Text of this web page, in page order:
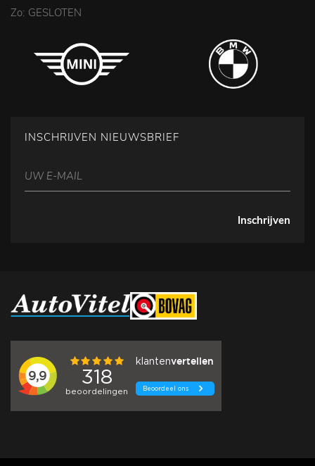
Zo: GESLOTEN
INSCHRIJVEN NIEUWSBRIEF
Inschrijven